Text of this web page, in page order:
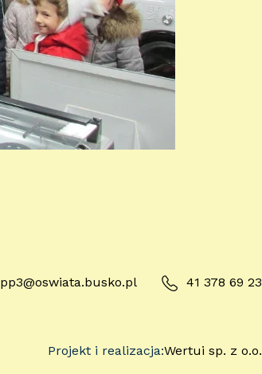
pp3@oswiata.busko.pl 41 378 69 23
Projekt i realizacja:Wertui sp. z o.o.